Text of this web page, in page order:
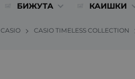
БИЖУТА КАИШКИ
CASIO CASIO TIMELESS COLLECTION